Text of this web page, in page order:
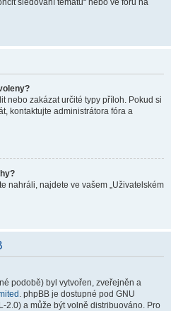
sledování tématu“ nebo ve fóru na
nebo zakázat určité typy příloh. Pokud si
kontaktujte administrátora fóra a
nahráli, najdete ve vašem „Uživatelském
podobě) byl vytvořen, zveřejněn a
. phpBB je dostupné pod GNU
2.0) a může být volně distribuováno. Pro